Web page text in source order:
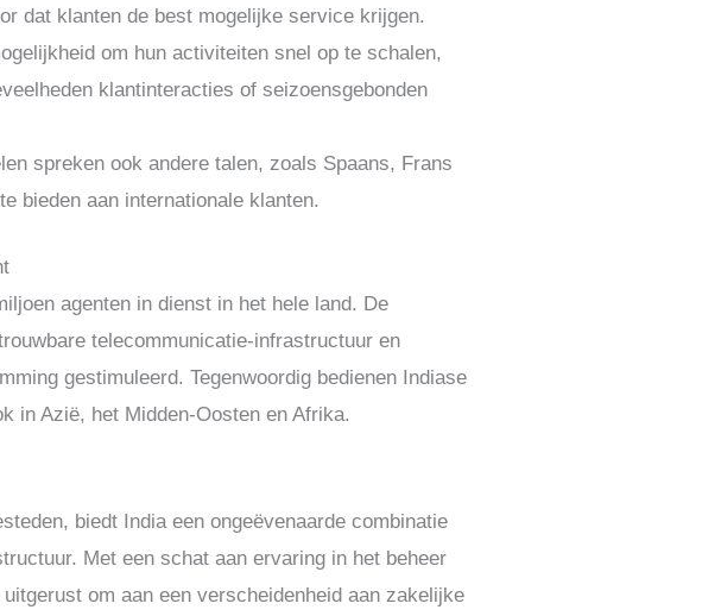
dat klanten de best mogelijke service krijgen.
om hun activiteiten snel op te schalen,
klantinteracties of seizoensgebonden
spreken ook andere talen, zoals Spaans, Frans
bieden aan internationale klanten.
agenten in dienst in het hele land. De
telecommunicatie-infrastructuur en
gestimuleerd. Tegenwoordig bedienen Indiase
in Azië, het Midden-Oosten en Afrika.
biedt India een ongeëvenaarde combinatie
Met een schat aan ervaring in het beheer
om aan een verscheidenheid aan zakelijke